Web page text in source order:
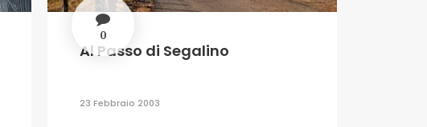
0
Al Passo di Segalino
23 Febbraio 2003